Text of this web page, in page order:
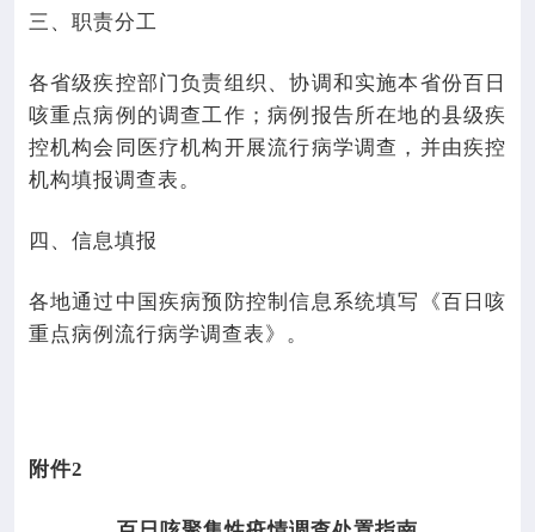
三、职责分工
各省级疾控部门负责组织、协调和实施本省份百日
咳重点病例的调查工作；病例报告所在地的县级疾
控机构会同医疗机构开展流行病学调查，并由疾控
机构填报调查表。
四、信息填报
各地通过中国疾病预防控制信息系统填写《百日咳
重点病例流行病学调查表》。
附件2